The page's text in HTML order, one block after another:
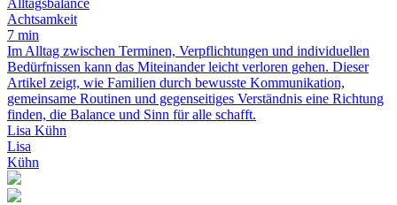
Alltagsbalance
Achtsamkeit
7 min
Im Alltag zwischen Terminen, Verpflichtungen und individuellen
Bedürfnissen kann das Miteinander leicht verloren gehen. Dieser
Artikel zeigt, wie Familien durch bewusste Kommunikation,
gemeinsame Routinen und gegenseitiges Verständnis eine Richtung
finden, die Balance und Sinn für alle schafft.
Lisa Kühn
Lisa
Kühn